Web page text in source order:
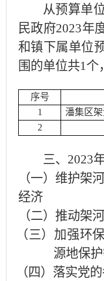
从预算单
民政府2023年
和镇下属单位
围的单位共1个
序号
1
潘集区
2
三、 2023
（一）维护架
经济
（二）推动架
（三）加强环
源地保
（四）落实党